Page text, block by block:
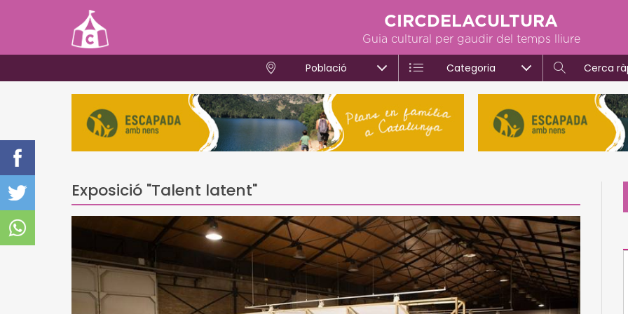
CIRCDELACULTURA
Guia cultural per gaudir del temps lliure
Població Categoria Cerca
Exposició "Talent latent"